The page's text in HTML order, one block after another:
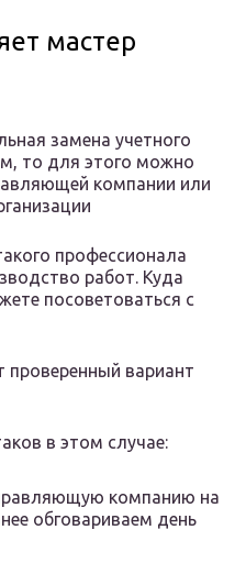
мастер
замена учетного
то для этого можно
компании или
профессионала
работ. Куда
посоветоваться с
проверенный вариант
в этом случае:
компанию на
обговариваем день